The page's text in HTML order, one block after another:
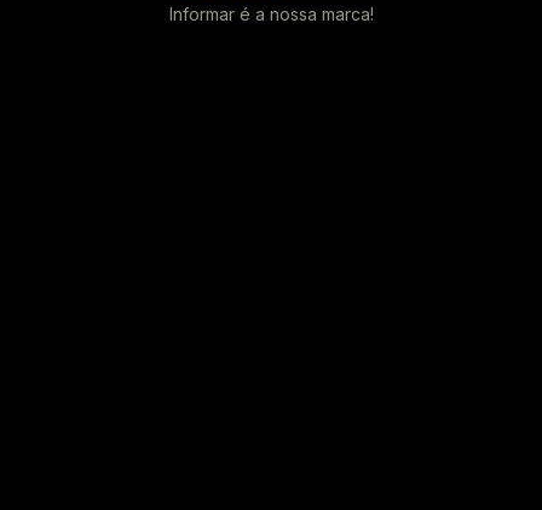
Informar é a nossa marca!